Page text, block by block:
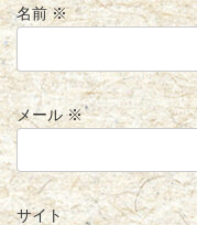
名前※
メール※
サイト